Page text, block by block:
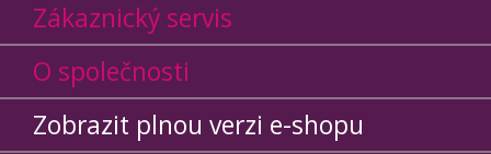
Zákaznický servis
O společnosti
Zobrazit plnou verzi e-shopu